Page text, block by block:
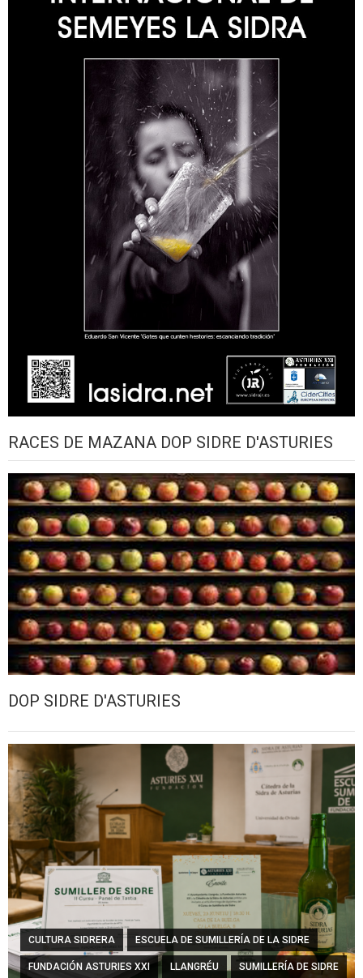
RACES DE MAZANA DOP SIDRE D'ASTURIES
DOP SIDRE D'ASTURIES
CULTURA SIDRERA ESCUELA DE SUMILLERÍA DE LA SIDRE
FUNDACIÓN ASTURIES XXI LLANGRÉU SUMILLERÍA DE SIDRE